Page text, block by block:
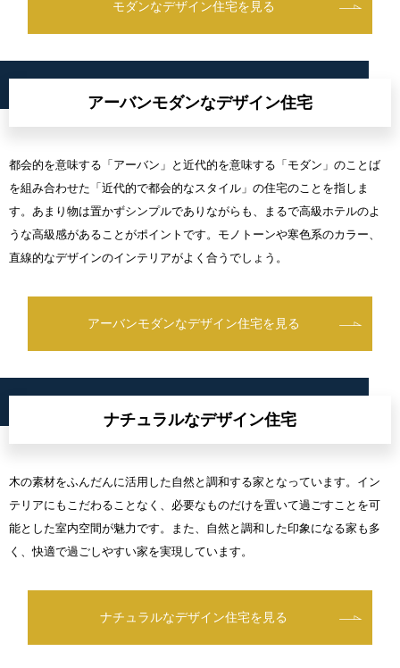
モダンなデザイン住宅を見る
アーバンモダンなデザイン住宅
都会的を意味する「アーバン」と近代的を意味する「モダン」のことば
を組み合わせた「近代的で都会的なスタイル」の住宅のことを指しま
す。あまり物は置かずシンプルでありながらも、まるで高級ホテルのよ
うな高級感があることがポイントです。モノトーンや寒色系のカラー、
直線的なデザインのインテリアがよく合うでしょう。
アーバンモダンなデザイン住宅を見る
ナチュラルなデザイン住宅
木の素材をふんだんに活用した自然と調和する家となっています。イン
テリアにもこだわることなく、必要なものだけを置いて過ごすことを可
能とした室内空間が魅力です。また、自然と調和した印象になる家も多
く、快適で過ごしやすい家を実現しています。
ナチュラルなデザイン住宅を見る